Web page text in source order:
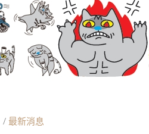
最新消息